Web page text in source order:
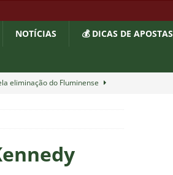
NOTÍCIAS 💰 DICAS DE APOSTAS
eliminação do Fluminense
– Copa do Brasil 2026
Vasco e se despede da Copa